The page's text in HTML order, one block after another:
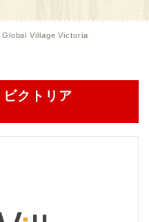
Global Village Victoria
クトリア